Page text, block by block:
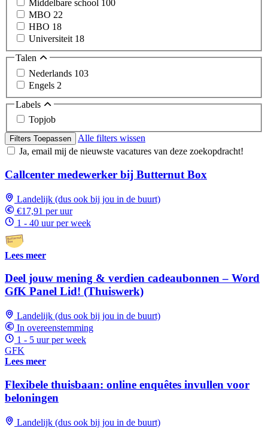
Middelbare school 100
MBO 22
HBO 18
Universiteit 18
Talen
Nederlands 103
Engels 2
Labels
Topjob
Filters Toepassen
Alle filters wissen
Ja, email mij de nieuwste vacatures van deze zoekopdracht!
Callcenter medewerker bij Butternut Box
Landelijk (dus ook bij jou in de buurt)
€17,91 per uur
1 - 40 uur per week
Lees meer
Deel jouw mening & verdien cadeaubonnen – Word
GfK Panel Lid! (Thuiswerk)
Landelijk (dus ook bij jou in de buurt)
In overeenstemming
1 - 5 uur per week
GFK
Lees meer
Flexibele thuisbaan: online enquêtes invullen voor
beloningen
Landelijk (dus ook bij jou in de buurt)